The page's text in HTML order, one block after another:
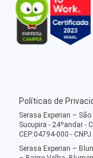
Políticas de
Serasa Experian –
Sucupira - 24ºandar -
CEP:04794-000 -
Serasa Experian –